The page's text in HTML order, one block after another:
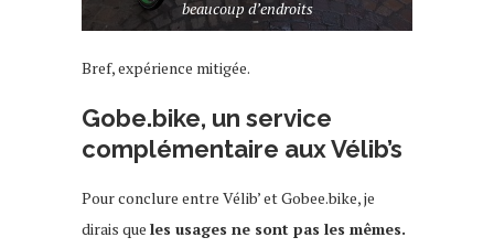
beaucoup d’endroits
Bref, expérience mitigée.
Gobe.bike, un service
complémentaire aux Vélib’s
Pour conclure entre Vélib’ et Gobee.bike, je
dirais que les usages ne sont pas les mêmes.